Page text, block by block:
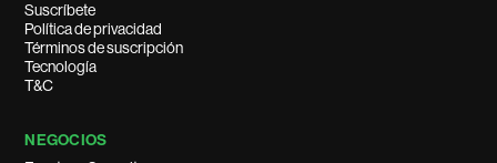
Suscríbete
Política de privacidad
Términos de suscripción
Tecnología
T&C
NEGOCIOS